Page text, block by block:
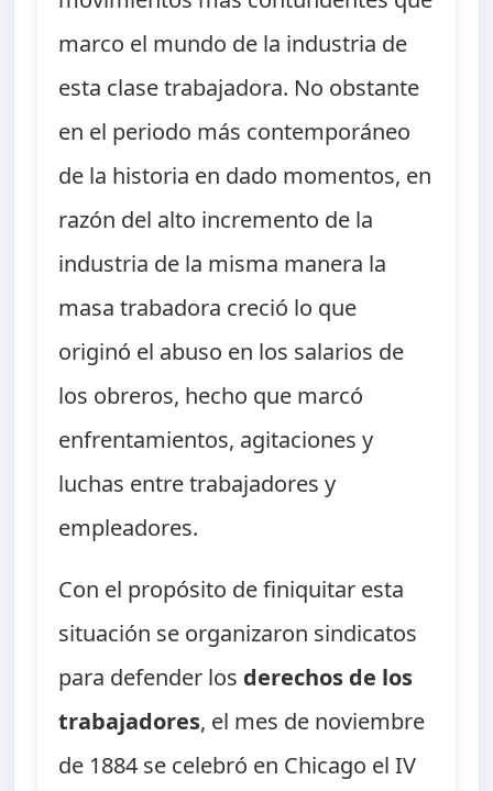
marco el mundo de la industria de
esta clase trabajadora. No obstante
en el periodo más contemporáneo
de la historia en dado momentos, en
razón del alto incremento de la
industria de la misma manera la
masa trabadora creció lo que
originó el abuso en los salarios de
los obreros, hecho que marcó
enfrentamientos, agitaciones y
luchas entre trabajadores y
empleadores.
Con el propósito de finiquitar esta
situación se organizaron sindicatos
para defender los derechos de los
trabajadores, el mes de noviembre
de 1884 se celebró en Chicago el IV